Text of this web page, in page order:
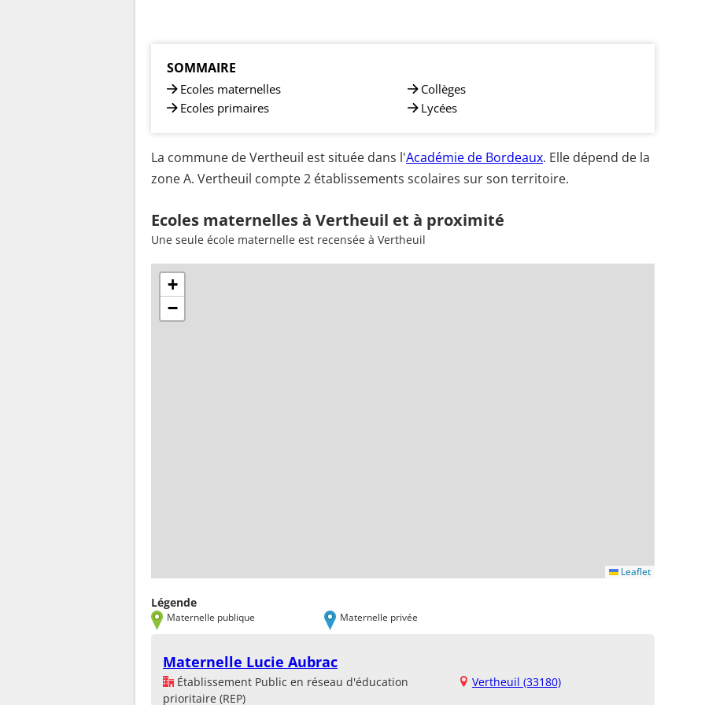
SOMMAIRE
Ecoles maternelles
Ecoles primaires
Collèges
Lycées
La commune de Vertheuil est située dans l'Académie de Bordeaux. Elle dépend de la
zone A. Vertheuil compte 2 établissements scolaires sur son territoire.
Ecoles maternelles à Vertheuil et à proximité
Une seule école maternelle est recensée à Vertheuil
+
−
Leaflet
Légende
Maternelle publique Maternelle privée
Maternelle Lucie Aubrac
Établissement Public en réseau d'éducation
prioritaire (REP)
Vertheuil (33180)